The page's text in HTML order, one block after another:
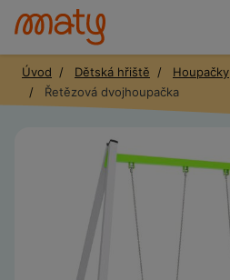
Úvod Dětská hřiště Houpačky
Řetězová dvojhoupačka